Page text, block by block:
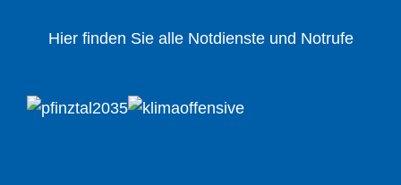
Hier finden Sie alle Notdienste und Notrufe